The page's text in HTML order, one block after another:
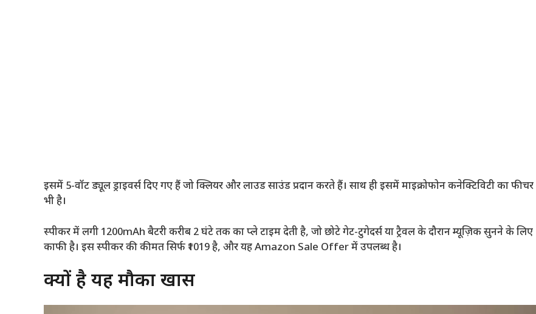
इसमें 5-वॉट ड्यूल ड्राइवर्स दिए गए हैं जो क्लियर और लाउड साउंड प्रदान करते हैं। साथ ही इसमें माइक्रोफोन कनेक्टिविटी का फीचर
भी है।
स्पीकर में लगी 1200mAh बैटरी करीब 2 घंटे तक का प्ले टाइम देती है, जो छोटे गेट-टुगेदर्स या ट्रैवल के दौरान म्यूज़िक सुनने के लिए
काफी है। इस स्पीकर की कीमत सिर्फ ₹1019 है, और यह Amazon Sale Offer में उपलब्ध है।
क्यों है यह मौका खास